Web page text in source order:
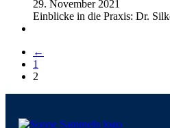
29. November 2021
Einblicke in die Praxis: Dr.
←
1
2